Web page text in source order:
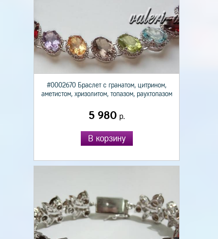
#0002670 Браслет с гранатом, цитрином,
аметистом, хризолитом, топазом, раухтопазом
5 980р.
В корзину